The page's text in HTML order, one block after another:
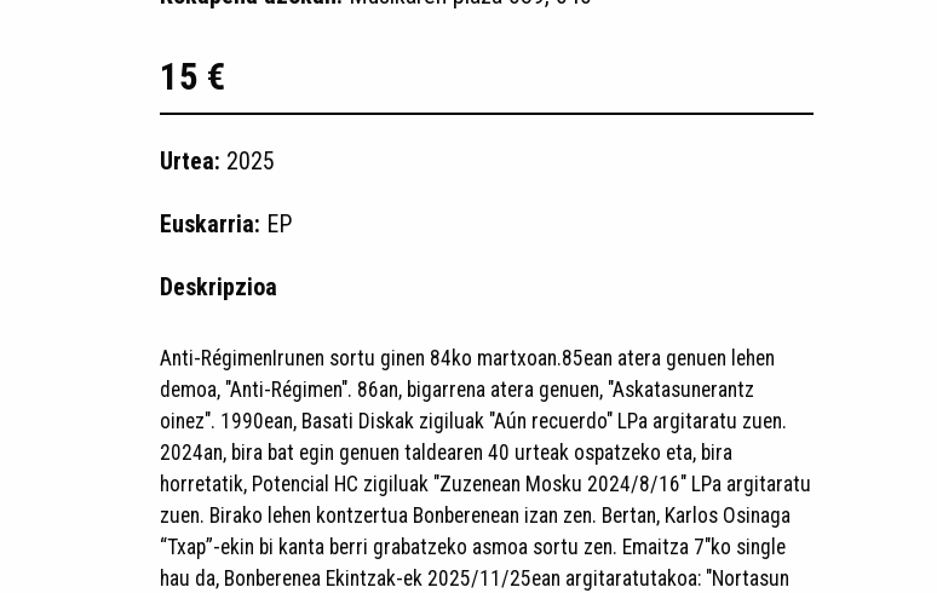
15 €
Urtea: 2025
Euskarria: EP
Deskripzioa
Anti-RégimenIrunen sortu ginen 84ko martxoan.85ean atera genuen lehen
demoa, "Anti-Régimen". 86an, bigarrena atera genuen, "Askatasunerantz
oinez". 1990ean, Basati Diskak zigiluak "Aún recuerdo" LPa argitaratu zuen.
2024an, bira bat egin genuen taldearen 40 urteak ospatzeko eta, bira
horretatik, Potencial HC zigiluak "Zuzenean Mosku 2024/8/16" LPa argitaratu
zuen. Birako lehen kontzertua Bonberenean izan zen. Bertan, Karlos Osinaga
“Txap”-ekin bi kanta berri grabatzeko asmoa sortu zen. Emaitza 7"ko single
hau da, Bonberenea Ekintzak-ek 2025/11/25ean argitaratutakoa: "Nortasun